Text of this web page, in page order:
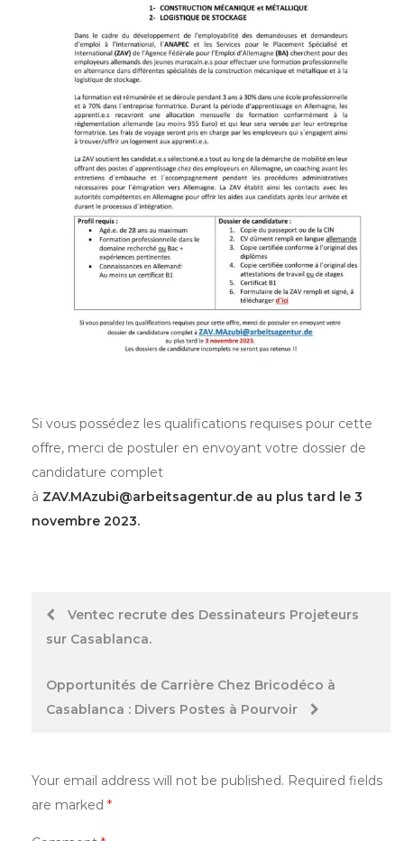
Si vous possédez les qualifications requises pour cette
offre, merci de postuler en envoyant votre dossier de
candidature complet
à ZAV.MAzubi@arbeitsagentur.de au plus tard le 3
novembre 2023.
PostVentec recrute des Dessinateurs Projeteurs
sur Casablanca.
Opportunités de Carrière Chez Bricodéco à
Casablanca : Divers Postes à Pourvoir
Your email address will not be published. Required fields
are marked *